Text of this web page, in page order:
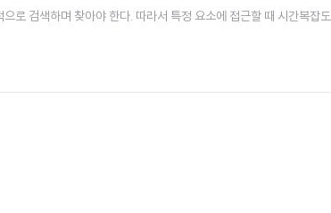
검색하며 찾아야 한다. 따라서 특정 요소에 접근할 때 시간복잡도